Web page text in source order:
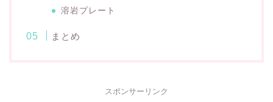
溶岩プレート
まとめ
スポンサーリンク